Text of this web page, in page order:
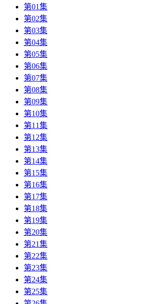
第01集
第02集
第03集
第04集
第05集
第06集
第07集
第08集
第09集
第10集
第11集
第12集
第13集
第14集
第15集
第16集
第17集
第18集
第19集
第20集
第21集
第22集
第23集
第24集
第25集